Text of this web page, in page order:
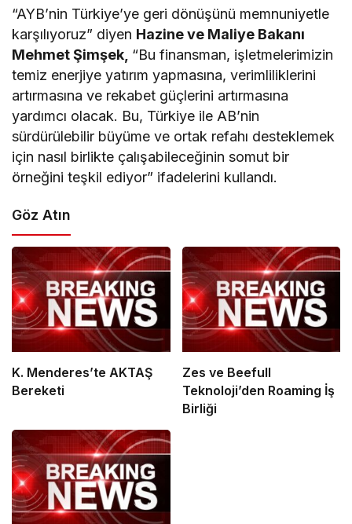
“AYB’nin Türkiye’ye geri dönüşünü memnuniyetle
karşılıyoruz” diyen Hazine ve Maliye Bakanı
Mehmet Şimşek, “Bu finansman, işletmelerimizin
temiz enerjiye yatırım yapmasına, verimliliklerini
artırmasına ve rekabet güçlerini artırmasına
yardımcı olacak. Bu, Türkiye ile AB’nin
sürdürülebilir büyüme ve ortak refahı desteklemek
için nasıl birlikte çalışabileceğinin somut bir
örneğini teşkil ediyor” ifadelerini kullandı.
Göz Atın
K. Menderes’te AKTAŞ
Bereketi
Zes ve Beefull
Teknoloji’den Roaming İş
Birliği